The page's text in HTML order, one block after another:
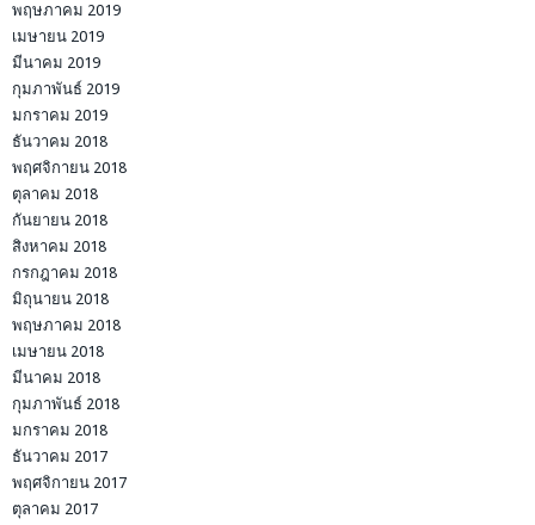
พฤษภาคม 2019
เมษายน 2019
มีนาคม 2019
กุมภาพันธ์ 2019
มกราคม 2019
ธันวาคม 2018
พฤศจิกายน 2018
ตุลาคม 2018
กันยายน 2018
สิงหาคม 2018
กรกฎาคม 2018
มิถุนายน 2018
พฤษภาคม 2018
เมษายน 2018
มีนาคม 2018
กุมภาพันธ์ 2018
มกราคม 2018
ธันวาคม 2017
พฤศจิกายน 2017
ตุลาคม 2017